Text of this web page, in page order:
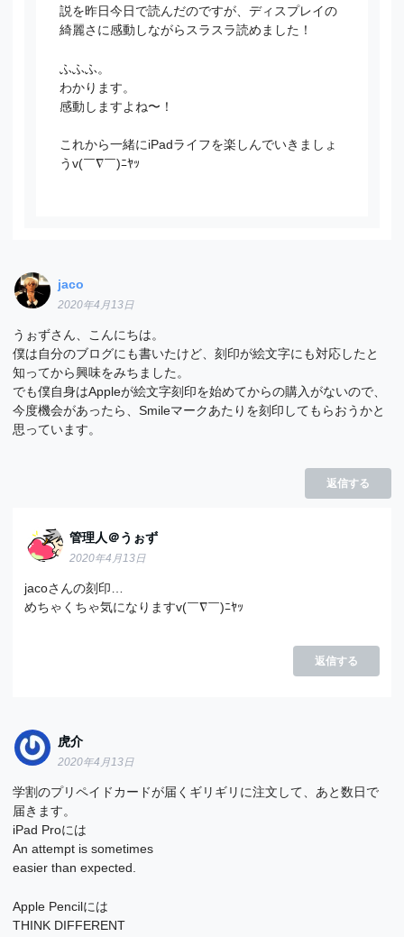
説を昨日今日で読んだのですが、ディスプレイの
綺麗さに感動しながらスラスラ読めました！
ふふふ。
わかります。
感動しますよね〜！
これから一緒にiPadライフを楽しんでいきましょ
うv(￣∇￣)ﾆﾔｯ
jaco
2020年4月13日
うぉずさん、こんにちは。
僕は自分のブログにも書いたけど、刻印が絵文字にも対応したと
知ってから興味をみちました。
でも僕自身はAppleが絵文字刻印を始めてからの購入がないので、
今度機会があったら、Smileマークあたりを刻印してもらおうかと
思っています。
返信する
管理人＠うぉず
2020年4月13日
jacoさんの刻印…
めちゃくちゃ気になりますv(￣∇￣)ﾆﾔｯ
返信する
虎介
2020年4月13日
学割のプリペイドカードが届くギリギリに注文して、あと数日で
届きます。
iPad Proには
An attempt is sometimes
easier than expected.
Apple Pencilには
THINK DIFFERENT